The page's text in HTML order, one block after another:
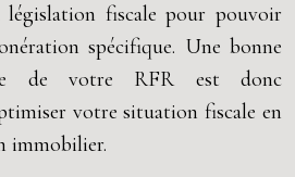
fiscale pour pouvoir
spécifique. Une bonne
de votre RFR est donc
votre situation fiscale en
immobilier.